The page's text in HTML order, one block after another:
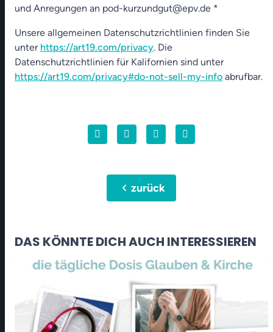
00:00
und Anregungen an pod-kurzundgut@epv.de *
Unsere allgemeinen Datenschutzrichtlinien finden Sie
unter https://art19.com/privacy. Die
Datenschutzrichtlinien für Kalifornien sind unter
https://art19.com/privacy#do-not-sell-my-info abrufbar.
chevron_leftzurück
DAS KÖNNTE DICH AUCH INTERESSIEREN